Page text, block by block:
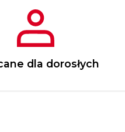
dla dorosłych